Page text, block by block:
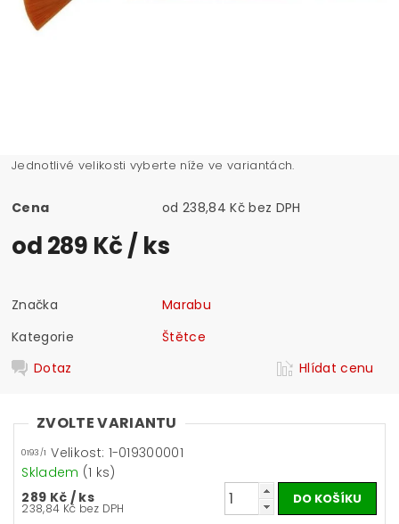
Jednotlivé velikosti vyberte níže ve variantách.
Cena od 238,84 Kč bez DPH
od 289 Kč/ ks
Značka
Marabu
Kategorie
Štětce
Dotaz
Hlídat cenu
ZVOLTE VARIANTU
0193/1 Velikost: 1-019300001
Skladem (1 ks)
289 Kč / ks
238,84 Kč bez DPH